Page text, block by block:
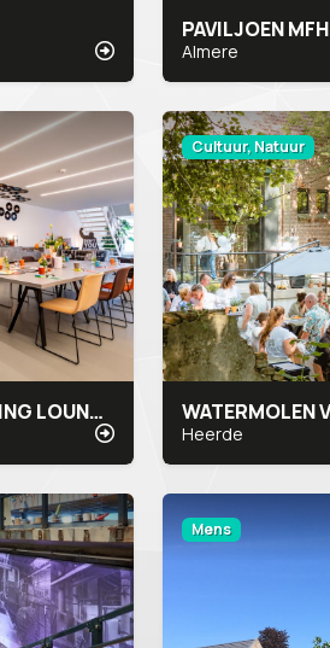
PAVILJOEN MFH
Almere
MUSIC MEETING LOUNGE
Cultuur, Natuur
Heerde
Mens